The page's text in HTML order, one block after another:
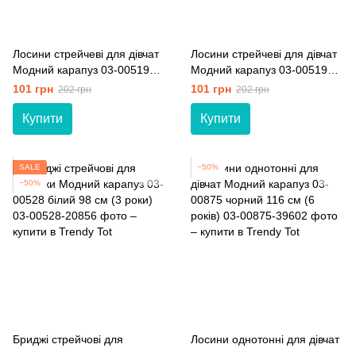
Лосини стрейчеві для дівчат
Модний карапуз 03-00519
сірий 128 см (8 років)
101 грн 202 грн
Купити
Лосини стрейчеві для дівчат
Модний карапуз 03-00519
червоний 98 см (3 роки)
101 грн 202 грн
Купити
SALE
−50%
Бриджі стрейчові для
−50%
Лосини однотонні для дівчат